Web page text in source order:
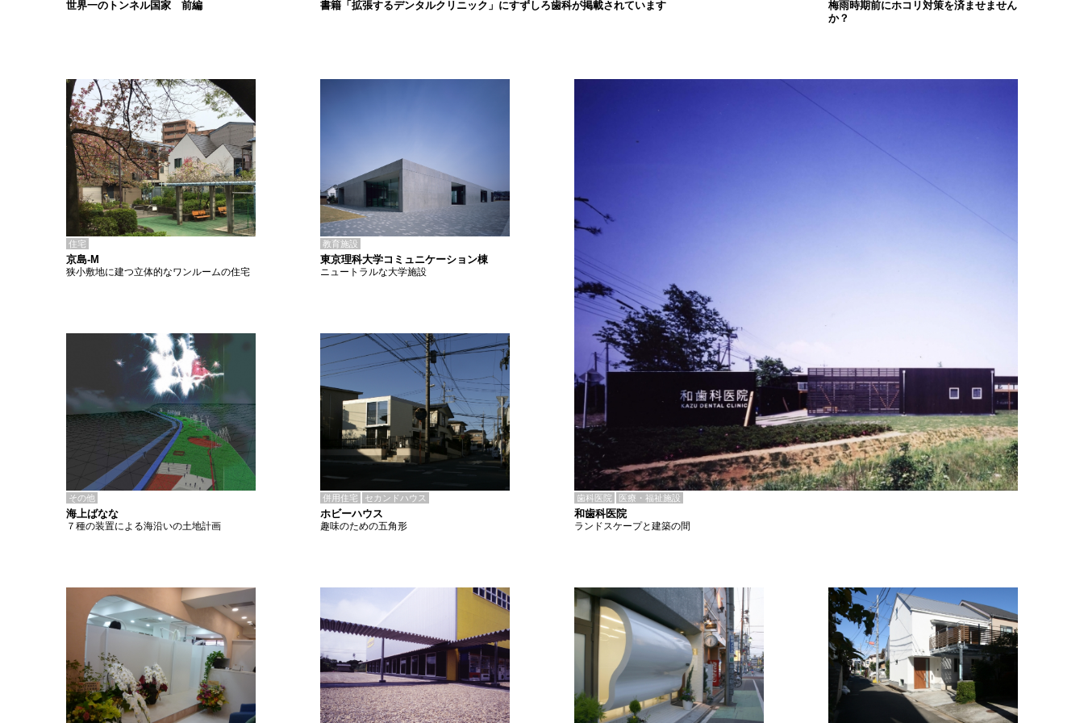
書籍「拡張するデンタルクリニック」にすずしろ歯科が掲載されています
世界一のトンネル国家 前編
梅雨時期前にホコリ対策を済ませません
か？
住宅
京島-M
狭小敷地に建つ立体的なワンルームの住宅
教育施設
東京理科大学コミュニケーション棟
ニュートラルな大学施設
その他
海上ばなな
７種の装置による海沿いの土地計画
併用住宅 セカンドハウス
ホビーハウス
趣味のための五角形
歯科医院 医療・福祉施設
和歯科医院
ランドスケープと建築の間